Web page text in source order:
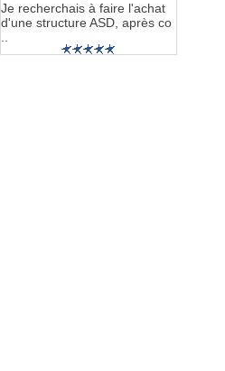
Je recherchais à faire l'achat
d'une structure ASD, après co
..